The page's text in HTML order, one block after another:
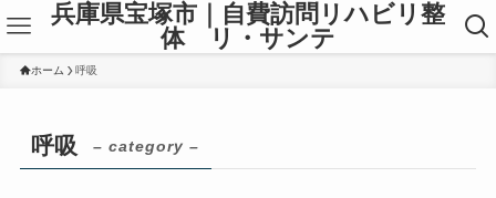
兵庫県宝塚市｜自費訪問リハビリ整
体 リ・サンテ
ホーム 呼吸
呼吸 – category –